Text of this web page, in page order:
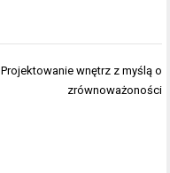
Projektowanie wnętrz z myślą o
zrównoważoności